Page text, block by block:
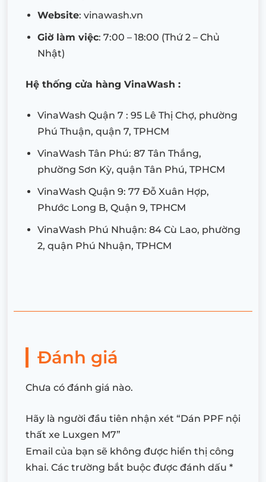
Website: vinawash.vn
Giờ làm việc: 7:00 – 18:00 (Thứ 2 – Chủ
Nhật)
Hệ thống cửa hàng VinaWash :
VinaWash Quận 7 : 95 Lê Thị Chợ, phường
Phú Thuận, quận 7, TPHCM
VinaWash Tân Phú: 87 Tân Thắng,
phường Sơn Kỳ, quận Tân Phú, TPHCM
VinaWash Quận 9: 77 Đỗ Xuân Hợp,
Phước Long B, Quận 9, TPHCM
VinaWash Phú Nhuận: 84 Cù Lao, phường
2, quận Phú Nhuận, TPHCM
Đánh giá
Chưa có đánh giá nào.
Hãy là người đầu tiên nhận xét “Dán PPF nội
thất xe Luxgen M7”
Email của bạn sẽ không được hiển thị công
khai. Các trường bắt buộc được đánh dấu *